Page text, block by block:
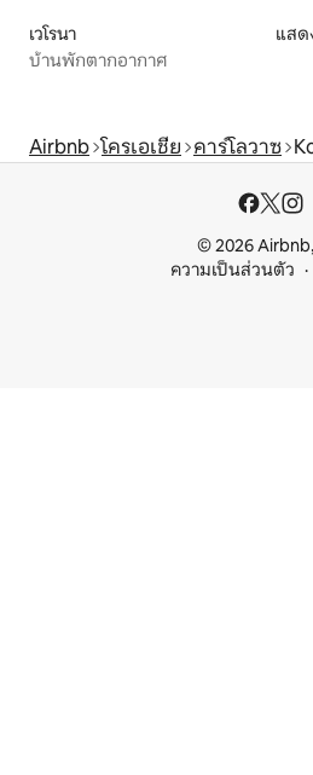
เวโรนา
บ้านพักตากอากาศ
แสด
Airbnb โครเอเชีย คาร์โลวาซ
© 2026
ความเป็นส่วนตัว